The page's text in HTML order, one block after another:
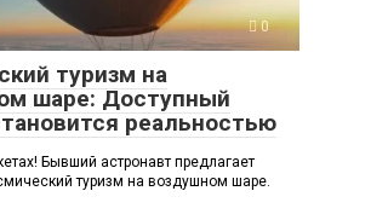
0
туризм на
шаре: Доступный
реальностью
Бывший астронавт предлагает
туризм на воздушном шаре.